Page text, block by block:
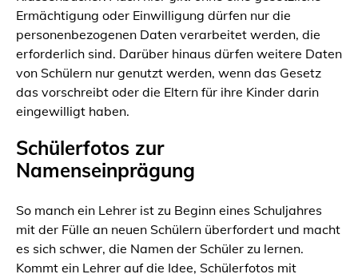
Ermächtigung oder Einwilligung dürfen nur die
personenbezogenen Daten verarbeitet werden, die
erforderlich sind. Darüber hinaus dürfen weitere Daten
von Schülern nur genutzt werden, wenn das Gesetz
das vorschreibt oder die Eltern für ihre Kinder darin
eingewilligt haben.
Schülerfotos zur
Namenseinprägung
So manch ein Lehrer ist zu Beginn eines Schuljahres
mit der Fülle an neuen Schülern überfordert und macht
es sich schwer, die Namen der Schüler zu lernen.
Kommt ein Lehrer auf die Idee, Schülerfotos mit